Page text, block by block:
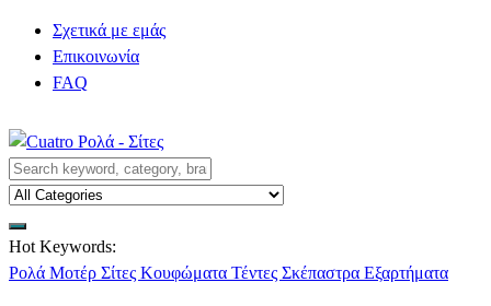
Σχετικά με εμάς
Επικοινωνία
FAQ
Hot Keywords:
Ρολά Μοτέρ Σίτες Κουφώματα Τέντες Σκέπαστρα Εξαρτήματα